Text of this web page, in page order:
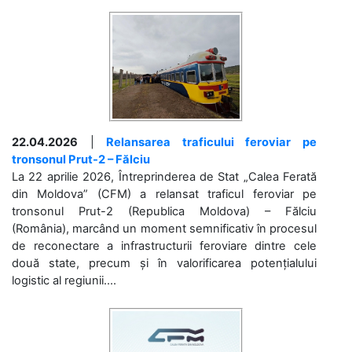
22.04.2026
Relansarea traficului feroviar pe
tronsonul Prut-2 – Fălciu
La 22 aprilie 2026, Întreprinderea de Stat „Calea Ferată
din Moldova” (CFM) a relansat traficul feroviar pe
tronsonul Prut-2 (Republica Moldova) – Fălciu
(România), marcând un moment semnificativ în procesul
de reconectare a infrastructurii feroviare dintre cele
două state, precum și în valorificarea potențialului
logistic al regiunii....